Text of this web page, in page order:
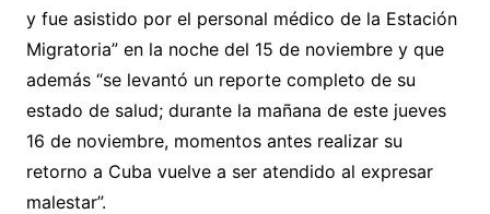
y fue asistido por el personal médico de la Estación
Migratoria” en la noche del 15 de noviembre y que
además “se levantó un reporte completo de su
estado de salud; durante la mañana de este jueves
16 de noviembre, momentos antes realizar su
retorno a Cuba vuelve a ser atendido al expresar
malestar”.